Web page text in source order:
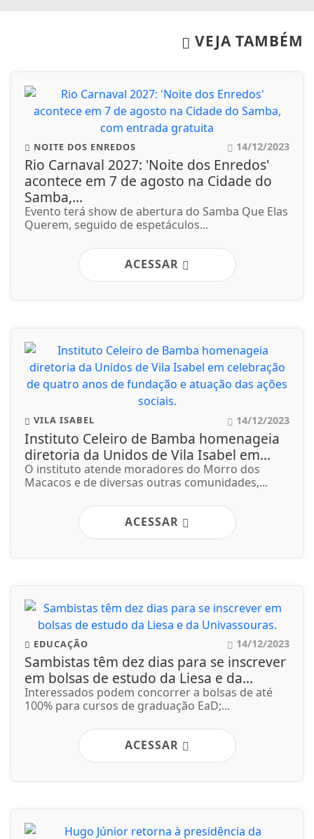
VEJA TAMBÉM
NOITE DOS ENREDOS 14/12/2023
Rio Carnaval 2027: 'Noite dos Enredos'
acontece em 7 de agosto na Cidade do
Samba,...
Evento terá show de abertura do Samba Que Elas
Querem, seguido de espetáculos...
ACESSAR
VILA ISABEL 14/12/2023
Instituto Celeiro de Bamba homenageia
diretoria da Unidos de Vila Isabel em...
O instituto atende moradores do Morro dos
Macacos e de diversas outras comunidades,...
ACESSAR
EDUCAÇÃO 14/12/2023
Sambistas têm dez dias para se inscrever
em bolsas de estudo da Liesa e da...
Interessados podem concorrer a bolsas de até
100% para cursos de graduação EaD;...
ACESSAR